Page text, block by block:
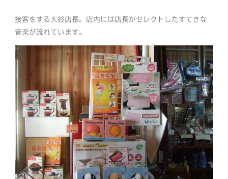
接客をする大谷店長。店内には店長がセレクトしたすてきな
音楽が流れています。